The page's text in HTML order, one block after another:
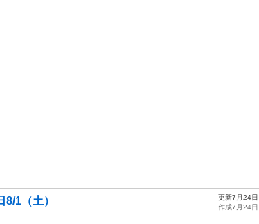
1（土）
更新7月24日
作成7月24日